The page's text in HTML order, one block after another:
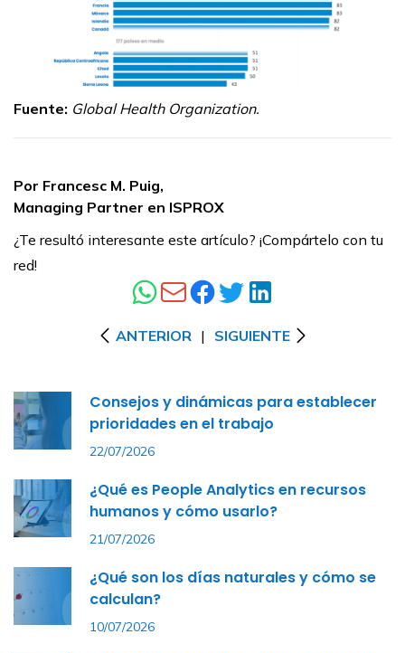
Fuente: Global Health Organization.
Por Francesc M. Puig,
Managing Partner en ISPROX
¿Te resultó interesante este artículo? ¡Compártelo con tu
red!
ANTERIOR | SIGUIENTE
Consejos y dinámicas para establecer
prioridades en el trabajo
22/07/2026
¿Qué es People Analytics en recursos
humanos y cómo usarlo?
21/07/2026
¿Qué son los días naturales y cómo se
calculan?
10/07/2026